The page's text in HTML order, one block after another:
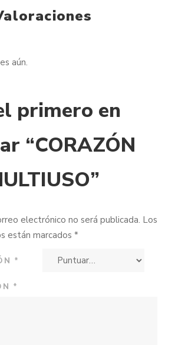
aún.
primero en
“CORAZÓN
electrónico no será publicada. Los
están marcados *
*
*